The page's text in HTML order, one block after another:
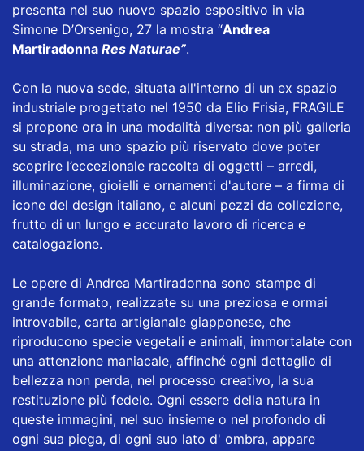
presenta nel suo nuovo spazio espositivo in via
Simone D’Orsenigo, 27 la mostra “Andrea
Martiradonna Res Naturae”.
Con la nuova sede, situata all'interno di un ex spazio
industriale progettato nel 1950 da Elio Frisia, FRAGILE
si propone ora in una modalità diversa: non più galleria
su strada, ma uno spazio più riservato dove poter
scoprire l’eccezionale raccolta di oggetti – arredi,
illuminazione, gioielli e ornamenti d'autore – a firma di
icone del design italiano, e alcuni pezzi da collezione,
frutto di un lungo e accurato lavoro di ricerca e
catalogazione.
Le opere di Andrea Martiradonna sono stampe di
grande formato, realizzate su una preziosa e ormai
introvabile, carta artigianale giapponese, che
riproducono specie vegetali e animali, immortalate con
una attenzione maniacale, affinché ogni dettaglio di
bellezza non perda, nel processo creativo, la sua
restituzione più fedele. Ogni essere della natura in
queste immagini, nel suo insieme o nel profondo di
ogni sua piega, di ogni suo lato d' ombra, appare